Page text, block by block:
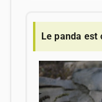
Le panda est